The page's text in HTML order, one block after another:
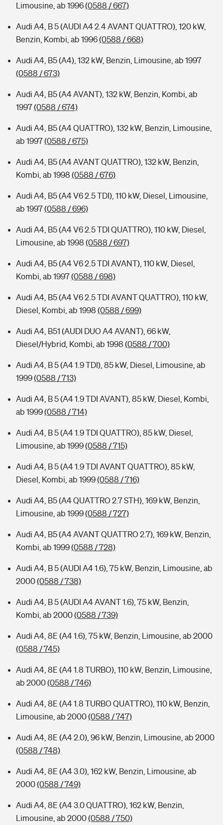
Limousine, ab 1996(0588 / 667)
Audi A4, B 5 (AUDI A4 2.4 AVANT QUATTRO), 120 kW,
Benzin, Kombi, ab 1996(0588 / 668)
Audi A4, B5 (A4), 132 kW, Benzin, Limousine, ab 1997
(0588 / 673)
Audi A4, B5 (A4 AVANT), 132 kW, Benzin, Kombi, ab
1997(0588 / 674)
Audi A4, B5 (A4 QUATTRO), 132 kW, Benzin, Limousine,
ab 1997(0588 / 675)
Audi A4, B5 (A4 AVANT QUATTRO), 132 kW, Benzin,
Kombi, ab 1998 (0588 / 676)
Audi A4, B5 (A4 V6 2.5 TDI), 110 kW, Diesel, Limousine,
ab 1997(0588 / 696)
Audi A4, B5 (A4 V6 2.5 TDI QUATTRO), 110 kW, Diesel,
Limousine, ab 1998 (0588 / 697)
Audi A4, B5 (A4 V6 2.5 TDI AVANT), 110 kW, Diesel,
Kombi, ab 1997(0588 / 698)
Audi A4, B5 (A4 V6 2.5 TDI AVANT QUATTRO), 110 kW,
Diesel, Kombi, ab 1998 (0588 / 699)
Audi A4, B51 (AUDI DUO A4 AVANT), 66 kW,
Diesel/Hybrid, Kombi, ab 1998 (0588 / 700)
Audi A4, B 5 (A4 1.9 TDI), 85 kW, Diesel, Limousine, ab
1999(0588 / 713)
Audi A4, B 5 (A4 1.9 TDI AVANT), 85 kW, Diesel, Kombi,
ab 1999(0588 / 714)
Audi A4, B 5 (A4 1.9 TDI QUATTRO), 85 kW, Diesel,
Limousine, ab 1999(0588 / 715)
Audi A4, B 5 (A4 1.9 TDI AVANT QUATTRO), 85 kW,
Diesel, Kombi, ab 1999(0588 / 716)
Audi A4, B5 (A4 QUATTRO 2.7 STH), 169 kW, Benzin,
Limousine, ab 1999(0588 / 727)
Audi A4, B5 (A4 AVANT QUATTRO 2.7), 169 kW, Benzin,
Kombi, ab 1999(0588 / 728)
Audi A4, B 5 (AUDI A4 1.6), 75 kW, Benzin, Limousine, ab
2000(0588 / 738)
Audi A4, B 5 (AUDI A4 AVANT 1.6), 75 kW, Benzin,
Kombi, ab 2000(0588 / 739)
Audi A4, 8E (A4 1.6), 75 kW, Benzin, Limousine, ab 2000
(0588 / 745)
Audi A4, 8E (A4 1.8 TURBO), 110 kW, Benzin, Limousine,
ab 2000(0588 / 746)
Audi A4, 8E (A4 1.8 TURBO QUATTRO), 110 kW, Benzin,
Limousine, ab 2000(0588 / 747)
Audi A4, 8E (A4 2.0), 96 kW, Benzin, Limousine, ab 2000
(0588 / 748)
Audi A4, 8E (A4 3.0), 162 kW, Benzin, Limousine, ab
2000(0588 / 749)
Audi A4, 8E (A4 3.0 QUATTRO), 162 kW, Benzin,
Limousine, ab 2000(0588 / 750)